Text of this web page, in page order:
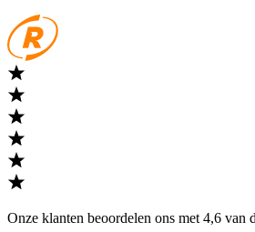
Onze klanten beoordelen ons met 4,6 van